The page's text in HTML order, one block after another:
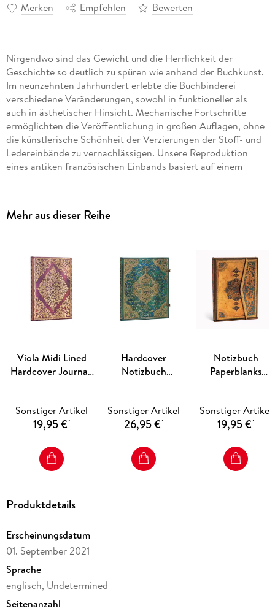
Merken Empfehlen Bewerten
Nirgendwo sind das Gewicht und die Herrlichkeit der
Geschichte so deutlich zu spüren wie anhand der Buchkunst.
Im neunzehnten Jahrhundert erlebte die Buchbinderei
verschiedene Veränderungen, sowohl in funktioneller als
auch in ästhetischer Hinsicht. Mechanische Fortschritte
ermöglichten die Veröffentlichung in großen Auflagen, ohne
die künstlerische Schönheit der Verzierungen der Stoff- und
Ledereinbände zu vernachlässigen. Unsere Reproduktion
eines antiken französischen Einbands basiert auf einem
der feinen Buchkunst jener Zeit, als sich die Verleger an ihren
Vorfahren aus dem fünfzehnten, sechzehnten und
siebzehnten Jahrhundert orientierten.
Der Einband erinnert an das feine Marokkoleder jener Zeit
sowie an die Festigkeit, sorgfältige Endbehandlung und
erhabenen Bünde, auf die anspruchsvolle Bücherfreunde so
viel Wert legen. Die Verzierungen in Form von Rosetten,
Spiralen und stilisierten Blättern spiegeln die
Reproduktion erreichen eine erstaunliche Ähnlichkeit mit
dem ursprünglichen Einband.
Softcover; Elastikband-Verschluss; 100 g/qm; Tasche am
Mehr aus dieser Reihe
Viola Midi Lined
Hardcover Journal,
(Diamond Rosette)
Sonstiger Artikel
19,95 €*
Hardcover
Notizbuch
Sonstiger Artikel
26,95 €*
Notizbuch
Paperblanks
Bindekunst Midi
Sonstiger Artikel
19,95 €*
Produktdetails
Erscheinungsdatum
01. September 2021
Sprache
englisch, Undetermined
Seitenanzahl